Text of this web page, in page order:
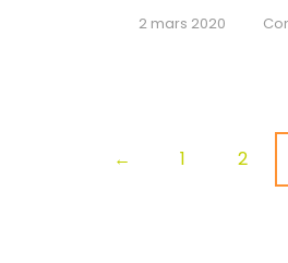
2 mars 2020
P
← 1 2